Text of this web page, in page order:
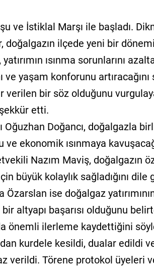
ve İstiklal Marşı ile başladı.
doğalgazın ilçede yeni bir
ısınma sorunlarını
ve yaşam konforunu artıracağını
verilen bir söz olduğunu
etti.
Oğuzhan Doğancı, doğalgazla
ekonomik ısınmaya
Nazım Maviş, doğalgazın
büyük kolaylık sağladığını dile
ise doğalgaz
altyapı başarısı olduğunu
önemli ilerleme kaydettiğini
kurdele kesildi, dualar edildi
verildi. Törene protokol üyeleri